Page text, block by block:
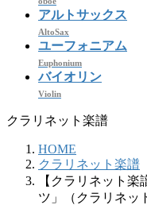
アルトサックス
AltoSax
ユーフォニアム
Euphonium
バイオリン
Violin
クラリネット楽譜
HOME
クラリネット楽譜
【クラリネット楽
ツ」（クラリネッ